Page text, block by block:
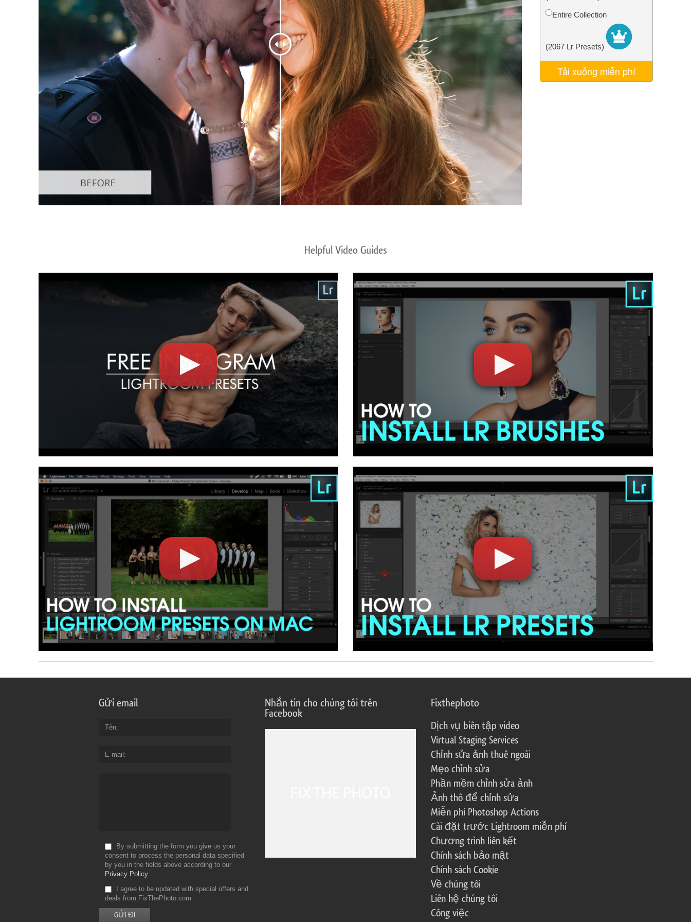
Dịch vụ chỉnh sửa sản phẩm Dịch vụ sửa lại đồ trang sức Dữ liệu Đào tạo AI Video Editing ServicesEntire Collection
(2067 Lr Presets)
Tải xuống miễn phí
Helpful Video Guides
Gửi email
Tên
E-mail
By submitting the form you give us your
consent to process the personal data specified
by you in the fields above according to our
Privacy Policy
I agree to be updated with special offers and
deals from FixThePhoto.com
Nhắn tin cho chúng tôi trên
Facebook
Fixthephoto
Dịch vụ biên tập video
Virtual Staging Services
Chỉnh sửa ảnh thuê ngoài
Mẹo chỉnh sửa
Phần mềm chỉnh sửa ảnh
Ảnh thô để chỉnh sửa
Miễn phí Photoshop Actions
Cài đặt trước Lightroom miễn phí
Chương trình liên kết
Chính sách bảo mật
Chính sách Cookie
Về chúng tôi
Liên hệ chúng tôi
Công việc